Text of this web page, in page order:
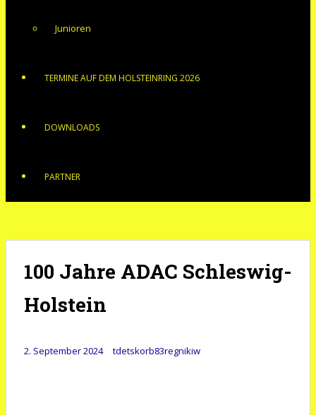
Junioren
TERMINE AUF DEM HOLSTEINRING 2026
DOWNLOADS
PARTNER
100 Jahre ADAC Schleswig-
Holstein
2. September 2024 tdetskorb83regnikiw